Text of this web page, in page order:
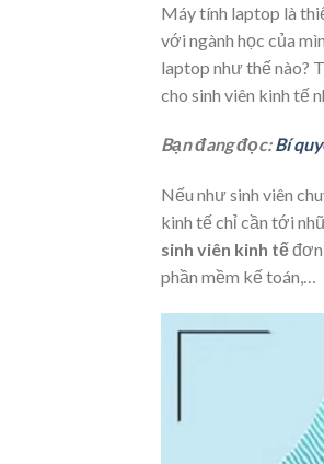
Máy tính laptop là
với ngành học của
laptop như thế nào?
cho sinh viên kinh tế
Bạn đang đọc:Bí
Nếu như sinh viên
kinh tế chỉ cần tới
sinh viên kinh tếđơn
phần mềm kế toán,…